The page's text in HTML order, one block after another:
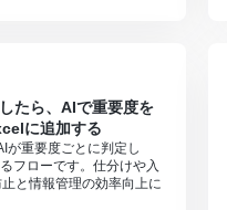
たら、AIで重要度を
に追加する
が重要度ごとに判定し
フローです。仕分けや入
と情報管理の効率向上に